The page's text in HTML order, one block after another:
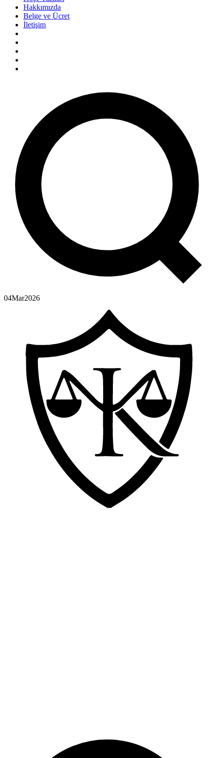
Hakkımızda
Belge ve Ücret
İletişim
04Mar2026